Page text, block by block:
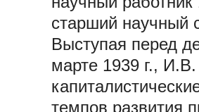
старший научный
Выступая перед
марте 1939 г.,
темпов развития